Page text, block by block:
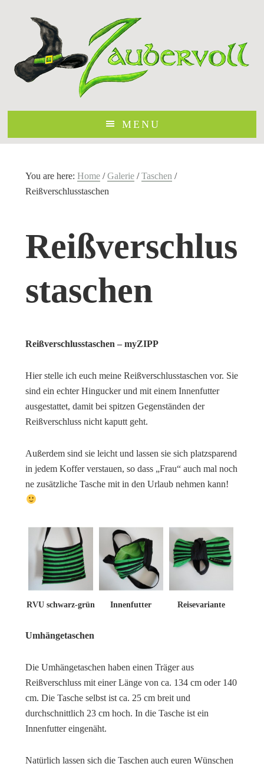
MENU
You are here:Home / Galerie / Taschen /
Reißverschlusstaschen
Reißverschlus
staschen
Reißverschlusstaschen – myZIPP
Hier stelle ich euch meine Reißverschlusstaschen vor. Sie
sind ein echter Hingucker und mit einem Innenfutter
ausgestattet, damit bei spitzen Gegenständen der
Reißverschluss nicht kaputt geht.
Außerdem sind sie leicht und lassen sie sich platzsparend
in jedem Koffer verstauen, so dass „Frau“ auch mal noch
ne zusätzliche Tasche mit in den Urlaub nehmen kann!
RVU schwarz-grün Innenfutter Reisevariante
Umhängetaschen
Die Umhängetaschen haben einen Träger aus
Reißverschluss mit einer Länge von ca. 134 cm oder 140
cm. Die Tasche selbst ist ca. 25 cm breit und
durchschnittlich 23 cm hoch. In die Tasche ist ein
Innenfutter eingenäht.
Natürlich lassen sich die Taschen auch euren Wünschen